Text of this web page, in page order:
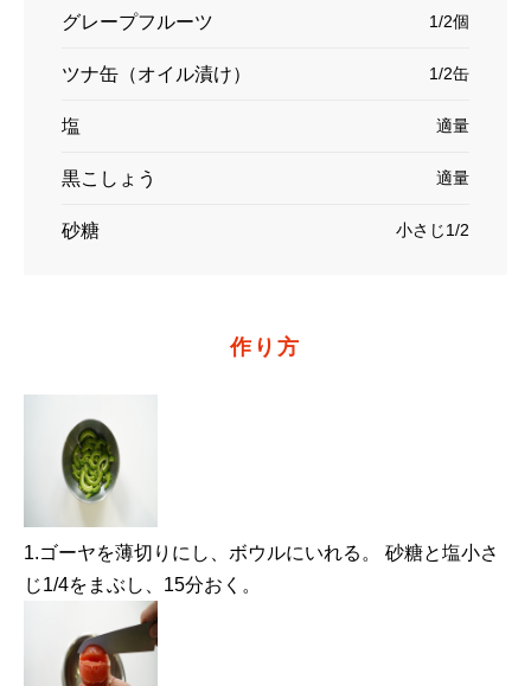
グレープフルーツ 1/2個
ツナ缶（オイル漬け） 1/2缶
塩 適量
黒こしょう 適量
砂糖 小さじ1/2
作り方
1.ゴーヤを薄切りにし、ボウルにいれる。 砂糖と塩小さ
じ1/4をまぶし、15分おく。